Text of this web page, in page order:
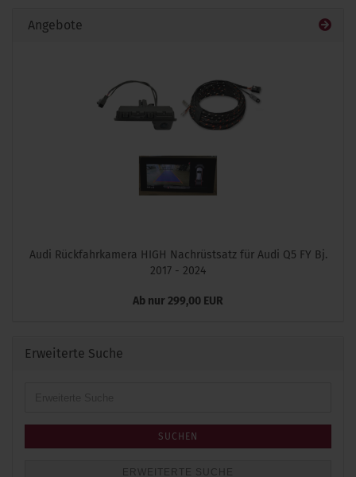
Angebote
Audi Rückfahrkamera HIGH Nachrüstsatz für Audi Q5 FY Bj.
2017 - 2024
Ab nur 299,00 EUR
Erweiterte Suche
SUCHEN
ERWEITERTE SUCHE